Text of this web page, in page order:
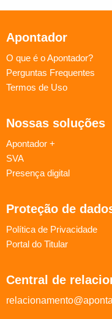
Apontador
O que é o Apontador?
Perguntas Frequentes
Termos de Uso
Nossas soluções
Apontador +
SVA
Presença digital
Proteção de
Política de Privacidade
Portal do Titular
Central de